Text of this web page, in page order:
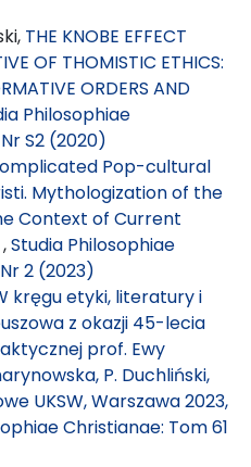
THE KNOBE EFFECT
OF THOMISTIC ETHICS:
ORDERS AND
Philosophiae
S2 (2020)
Pop-cultural
Mythologization of the
Context of Current
,Studia Philosophiae
2 (2023)
kręgu etyki, literatury i
z okazji 45-lecia
prof. Ewy
P. Duchliński,
UKSW, Warszawa 2023,
Christianae: Tom 61